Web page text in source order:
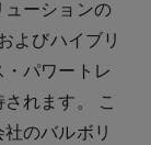
ューションの
よびハイブリ
パワートレ
れます。 こ
のバルボリ